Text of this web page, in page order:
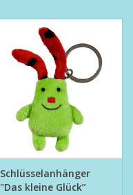
Schlüsselanhänger
"Das kleine Glück”